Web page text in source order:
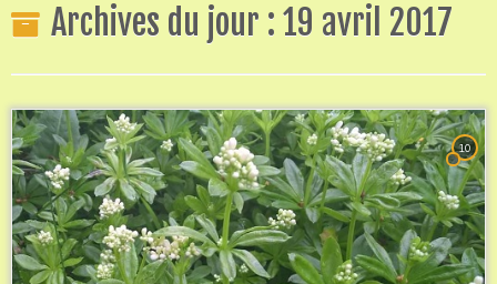
Archives du jour : 19 avril 2017
10